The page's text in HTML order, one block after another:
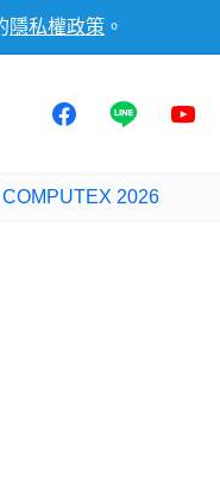
隱私權政策 。
COMPUTEX 2026